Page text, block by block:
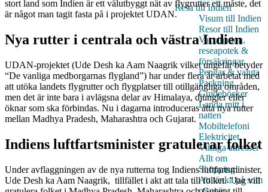
Resa till Indien
Visum till Indien
Resor till Indien
Vaccination,
reseapotek &
försäkringar
Pengar & valuta
Packning
Guideböcker
Landa mitt i
natten
Mobiltelefoni
Elektricitet
Viktiga adresser
Allt om
Shopping!
Att tänka på som
stort land som Indien är ett välutbyggt nät av flygrutter ett måste, det
är något man tagit fasta på i projektet UDAN.
Nya rutter i centrala och västra Indien
UDAN-projektet (Ude Desh ka Aam Naagrik vilket ungefär betyder
“De vanliga medborgarnas flygland”) har under flera år arbetat med
att utöka landets flygrutter och flygplatser till otillgängliga områden,
men det är inte bara i avlägsna delar av Himalaya, djungler eller
öknar som ska förbindas. Nu i dagarna introduceras åtta nya rutter
mellan Madhya Pradesh, Maharashtra och Gujarat.
Indiens luftfartsminister gratulerar folket
Under avflaggningen av de nya rutterna tog Indiens luftfartsminister,
Ude Desh ka Aam Naagrik, tillfället i akt att tala till folket. ”Jag vill